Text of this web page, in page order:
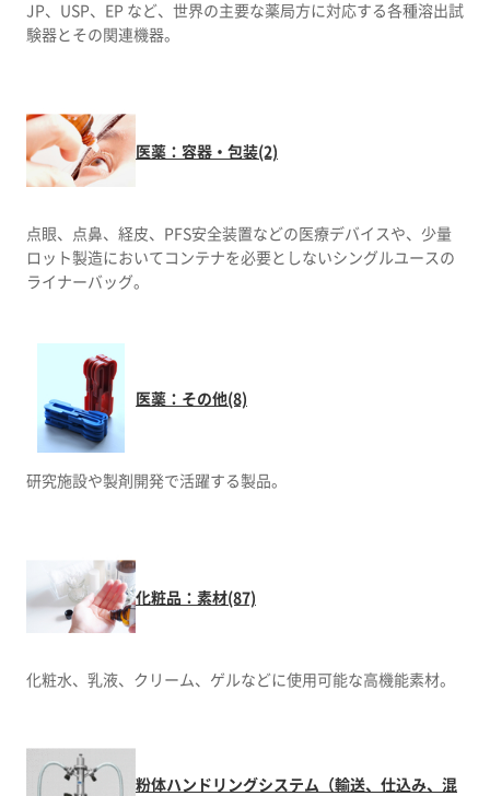
JP、USP、EP など、世界の主要な薬局方に対応する各種溶出試
験器とその関連機器。
医薬：容器・包装(2)
点眼、点鼻、経皮、PFS安全装置などの医療デバイスや、少量
ロット製造においてコンテナを必要としないシングルユースの
ライナーバッグ。
医薬：その他(8)
研究施設や製剤開発で活躍する製品。
化粧品：素材(87)
化粧水、乳液、クリーム、ゲルなどに使用可能な高機能素材。
粉体ハンドリングシステム（輸送、仕込み、混